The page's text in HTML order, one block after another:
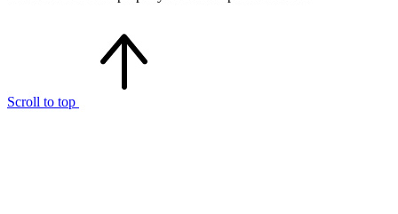
Scroll to top